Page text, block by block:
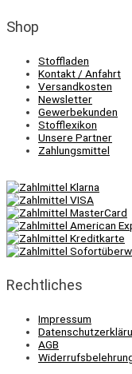
Shop
Stoffladen
Kontakt / Anfahrt
Versandkosten
Newsletter
Gewerbekunden
Stofflexikon
Unsere Partner
Zahlungsmittel
Rechtliches
Impressum
AGB